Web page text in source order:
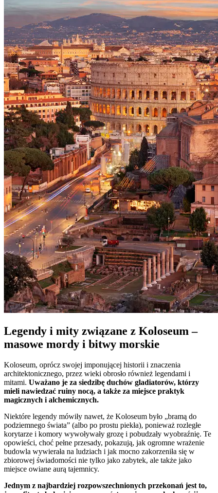
Legendy i mity związane z Koloseum –
masowe mordy i bitwy morskie
Koloseum, oprócz swojej imponującej historii i znaczenia
architektonicznego, przez wieki obrosło również legendami i
mitami. Uważano je za siedzibę duchów gladiatorów, którzy
mieli nawiedzać ruiny nocą, a także za miejsce praktyk
magicznych i alchemicznych.
Niektóre legendy mówiły nawet, że Koloseum było „bramą do
podziemnego świata” (albo po prostu piekła), ponieważ rozległe
korytarze i komory wywoływały grozę i pobudzały wyobraźnię. Te
opowieści, choć pełne przesady, pokazują, jak ogromne wrażenie
budowla wywierała na ludziach i jak mocno zakorzeniła się w
zbiorowej świadomości nie tylko jako zabytek, ale także jako
miejsce owiane aurą tajemnicy.
Jednym z najbardziej rozpowszechnionych przekonań jest to,